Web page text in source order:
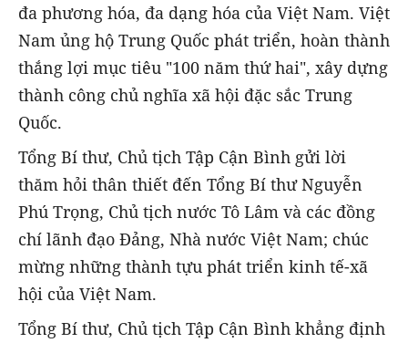
đa phương hóa, đa dạng hóa của Việt Nam. Việt
Nam ủng hộ Trung Quốc phát triển, hoàn thành
thắng lợi mục tiêu "100 năm thứ hai", xây dựng
thành công chủ nghĩa xã hội đặc sắc Trung
Quốc.
Tổng Bí thư, Chủ tịch Tập Cận Bình gửi lời
thăm hỏi thân thiết đến Tổng Bí thư Nguyễn
Phú Trọng, Chủ tịch nước Tô Lâm và các đồng
chí lãnh đạo Đảng, Nhà nước Việt Nam; chúc
mừng những thành tựu phát triển kinh tế-xã
hội của Việt Nam.
Tổng Bí thư, Chủ tịch Tập Cận Bình khẳng định